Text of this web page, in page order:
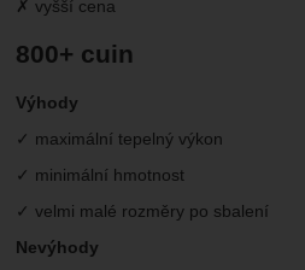
✗ vyšší cena
800+ cuin
Výhody
✓ maximální tepelný výkon
✓ minimální hmotnost
✓ velmi malé rozměry po sbalení
Nevýhody